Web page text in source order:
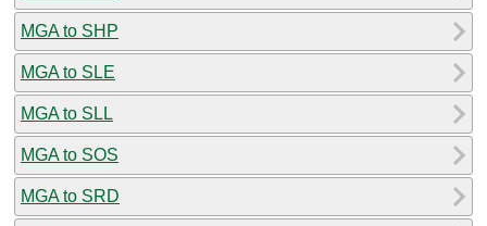
MGA to SHP
MGA to SLE
MGA to SLL
MGA to SOS
MGA to SRD